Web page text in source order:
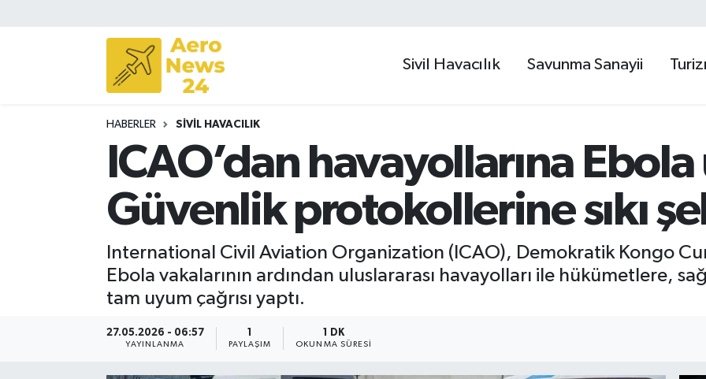
Sivil Havacılık Savunma Sanayii
HABERLER SIVIL HAVACILIK
ICAO’dan havayollarına Ebola
Güvenlik protokollerine sıkı
International Civil Aviation Organization (ICAO), Demokratik Kongo
Ebola vakalarının ardından uluslararası havayolları ile hükümetlere,
tam uyum çağrısı yaptı.
27.05.2026 - 06:57
YAYINLANMA PAYLAŞIM
1 DK
OKUNMA SÜRESI
Sivil Havacılık